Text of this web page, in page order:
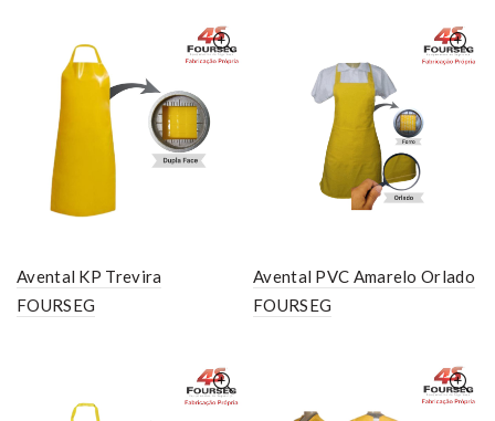
Avental KP Trevira
FOURSEG
Avental PVC Amarelo Orlado
FOURSEG